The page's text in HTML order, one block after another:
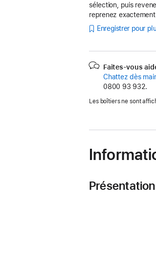
sélection, puis
reprenez
Enregistrer pour
Faites-vous
Chattez dès
0800 93 932.
Les boîtiers ne sont
Présentation